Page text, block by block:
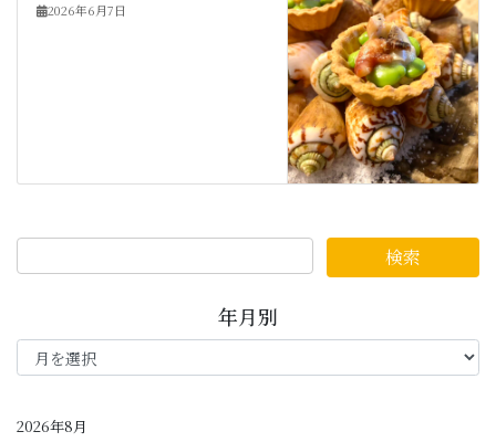
2026年6月7日
年月別
年
月
2026年8月